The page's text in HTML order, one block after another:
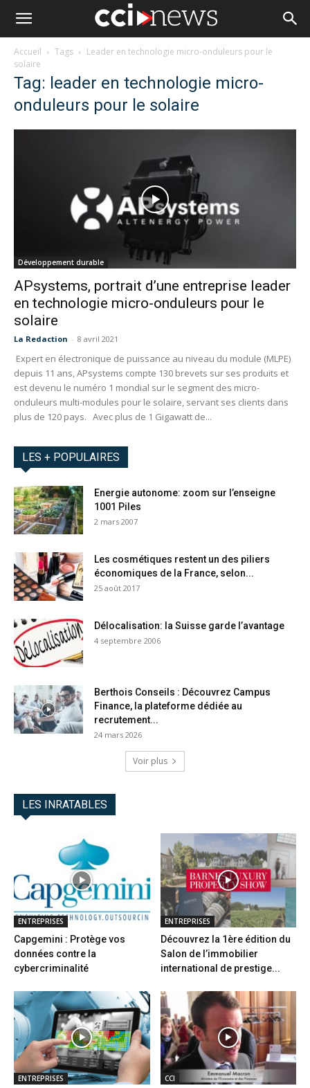
Accueil Tags
Leader en technologie micro-onduleurs pour le
solaire
Tag: leader en technologie micro-
onduleurs pour le solaire
Développement durable
APsystems, portrait d’une entreprise leader
en technologie micro-onduleurs pour le
solaire
La Redaction - 8 avril 2021
Expert en électronique de puissance au niveau du module (MLPE)
depuis 11 ans, APsystems compte 130 brevets sur ses produits et
est devenu le numéro 1 mondial sur le segment des micro-
onduleurs multi-modules pour le solaire, servant ses clients dans
plus de 120 pays. Avec plus de 1 Gigawatt de...
LES + POPULAIRES
Energie autonome: zoom sur l’enseigne
1001 Piles
2 mars 2007
Les cosmétiques restent un des piliers
économiques de la France, selon...
25 août 2017
Délocalisation: la Suisse garde l’avantage
4 septembre 2006
Berthois Conseils : Découvrez Campus
Finance, la plateforme dédiée au
recrutement...
24 mars 2026
Voir plus
LES INRATABLES
ENTREPRISES
Capgemini : Protège vos
données contre la
cybercriminalité
ENTREPRISES
Découvrez la 1ère édition du
Salon de l’immobilier
international de prestige...
ENTREPRISES CCI